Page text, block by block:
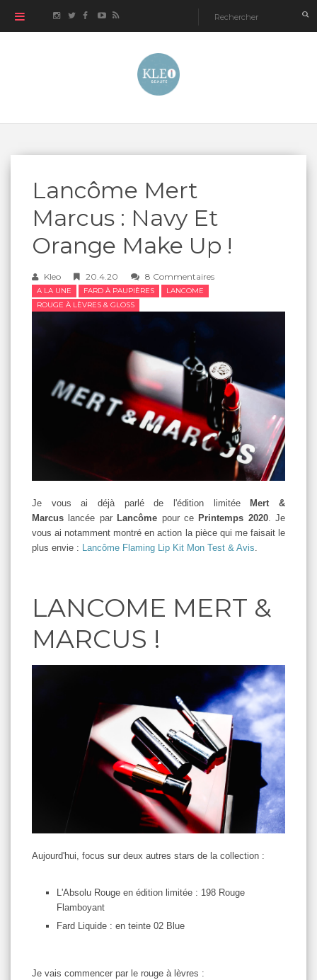
Lancôme Mert
Marcus : Navy Et
Orange Make Up !
Kleo 20.4.20 8 Commentaires
A LA UNE FARD À PAUPIÈRES
LANCOME
ROUGE À LÈVRES & GLOSS
Je vous ai déjà parlé de l'édition limitée Mert &
Marcus lancée par Lancôme pour ce Printemps 2020. Je
vous ai notamment montré en action la pièce qui me faisait le
plus envie : Lancôme Flaming Lip Kit Mon Test & Avis
LANCOME MERT &
MARCUS !
Aujourd'hui, focus sur deux autres stars de la collection :
L'Absolu Rouge en édition limitée : 198 Rouge
Flamboyant
Fard Liquide : en teinte 02 Blue
Je vais commencer par le rouge à lèvres :